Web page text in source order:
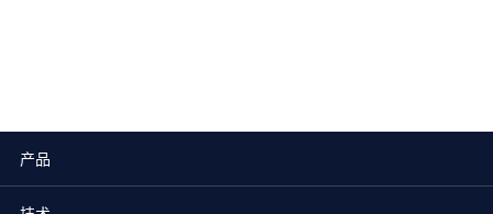
产品